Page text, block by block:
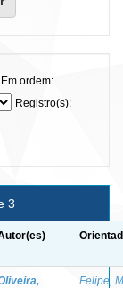
Em ordem:
Registro(s):
3
Felipe,